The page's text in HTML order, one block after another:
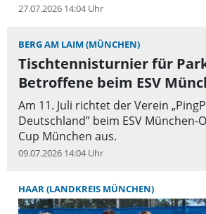
27.07.2026 14:04 Uhr
BERG AM LAIM (MÜNCHEN)
Tischtennisturnier für
Betroffene beim ESV
Am 11. Juli richtet der Verein
Deutschland” beim ESV München-
Cup München aus.
09.07.2026 14:04 Uhr
HAAR (LANDKREIS MÜNCHEN)